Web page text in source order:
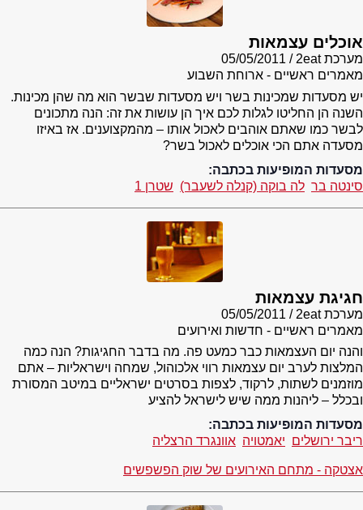
אוכלים עצמאות
מערכת 2eat
05/05/2011
מאמרים ראשיים - ארוחת השבוע
יש מסעדות שמכינות בשר ויש מסעדות שבשר הוא מה שהן מכינות.
השנה הן החליטו לגלות לכם איך הן עושות את זה: הנה מתכונים
לבשר כמו שאתם אוהבים לאכול אותו – מהמקצוענים. אז באיזו
מסעדה אתם הכי אוכלים לאכול בשר?
מסעדות המופיעות בכתבה:
סינטה בר לה בוקה (קנלה לשעבר) שטרן 1
חגיגת עצמאות
מערכת 2eat
05/05/2011
מאמרים ראשיים - חדשות ואירועים
והנה יום העצמאות כבר כמעט פה. מה בדבר החגיגות? הנה כמה
המלצות לערב יום עצמאות רווי אלכוהול, שמחה וישראליות – אתם
מוזמנים לשתות, לרקוד, לצפות בסרטים ישראליים במיטב המסורת
ובכלל – ליהנות ממה שיש לישראל להציע
מסעדות המופיעות בכתבה:
ריבר ירושלים יאמטויה אוונגרד הרצליה
אצטקה - מתחם האירועים של שוק הפשפשים